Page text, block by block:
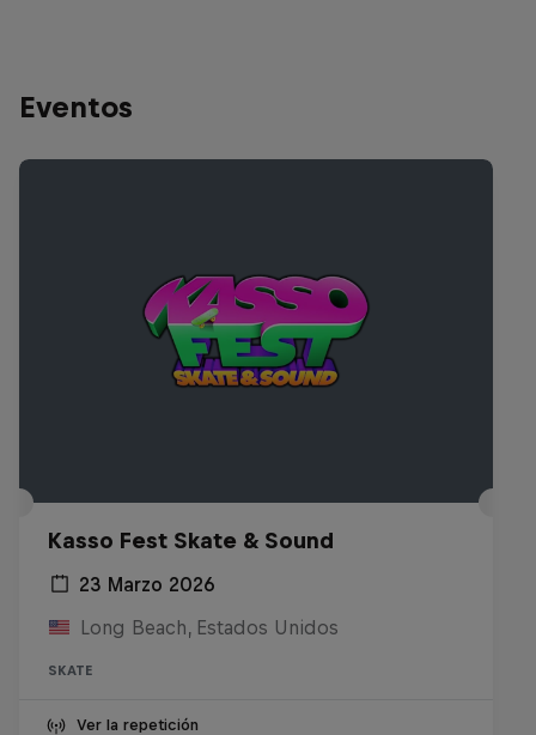
Eventos
Kasso Fest Skate & Sound
23 Marzo 2026
Long Beach, Estados Unidos
SKATE
Ver la repetición